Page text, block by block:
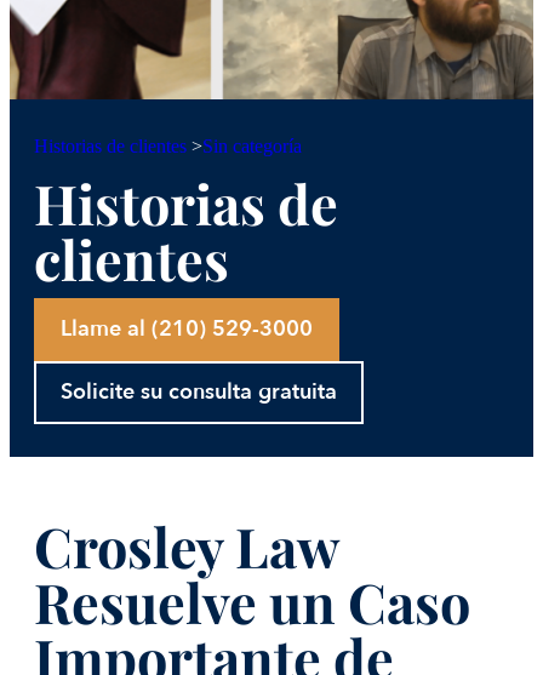
Historias de clientes >Sin categoría
Historias de
clientes
Llame al (210) 529-3000
Solicite su consulta gratuita
Crosley Law
Resuelve un Caso
Importante de